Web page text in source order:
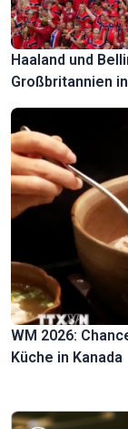
Haaland und
Großbritannien
WM 2026:
Küche in Kanada